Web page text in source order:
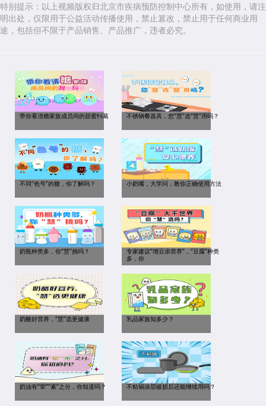
特别提示：以上视频版权归北京市疾病预防控制中心所有，如使用，请注
明出处，仅限用于公益活动传播使用，禁止篡改，禁止用于任何商业用
途，包括但不限于产品销售、产品推广，违者必究。
带你看清糖家族成员间的甜蜜纠葛 不锈钢餐器具，您“慧”选“慧”用吗？
不同“色号”的糖，你了解吗？ 小奶嘴，大学问，教你正确使用方法
奶瓶种类多，你“慧”挑吗？
专家建议“增豆添营养”，“豆腐”种类
多，你
奶酪好营养，“慧”选更健康 乳品家族知多少？
奶油有“荤”“素”之分，你知道吗？ 不粘锅涂层破损后还能继续用吗？